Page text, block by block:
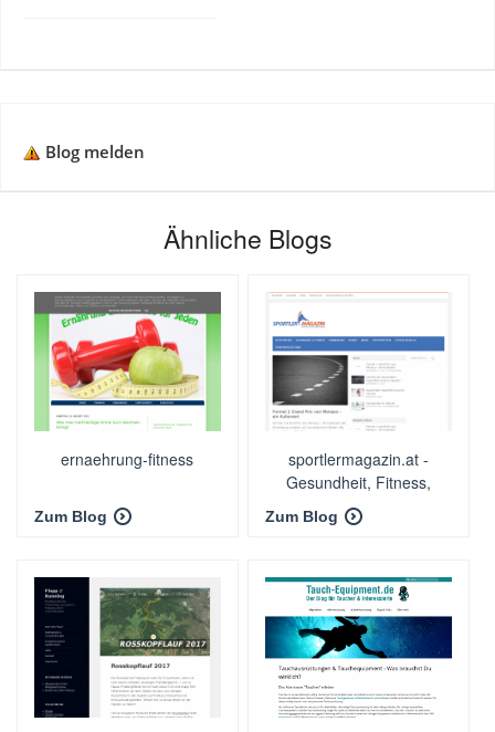
Blog melden
Ähnliche Blogs
ernaehrung-fitness
Zum Blog
sportlermagazin.at -
Gesundheit, Fitness,
Ernährung und mehr
Zum Blog